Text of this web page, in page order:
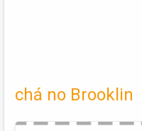
chá no Brooklin